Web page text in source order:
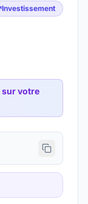
Investissement
sur votre